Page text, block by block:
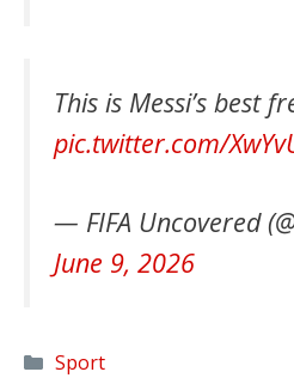
This is Messi’s best
pic.twitter.com/
— FIFA Uncovered
June 9, 2026
Catégories
Sport